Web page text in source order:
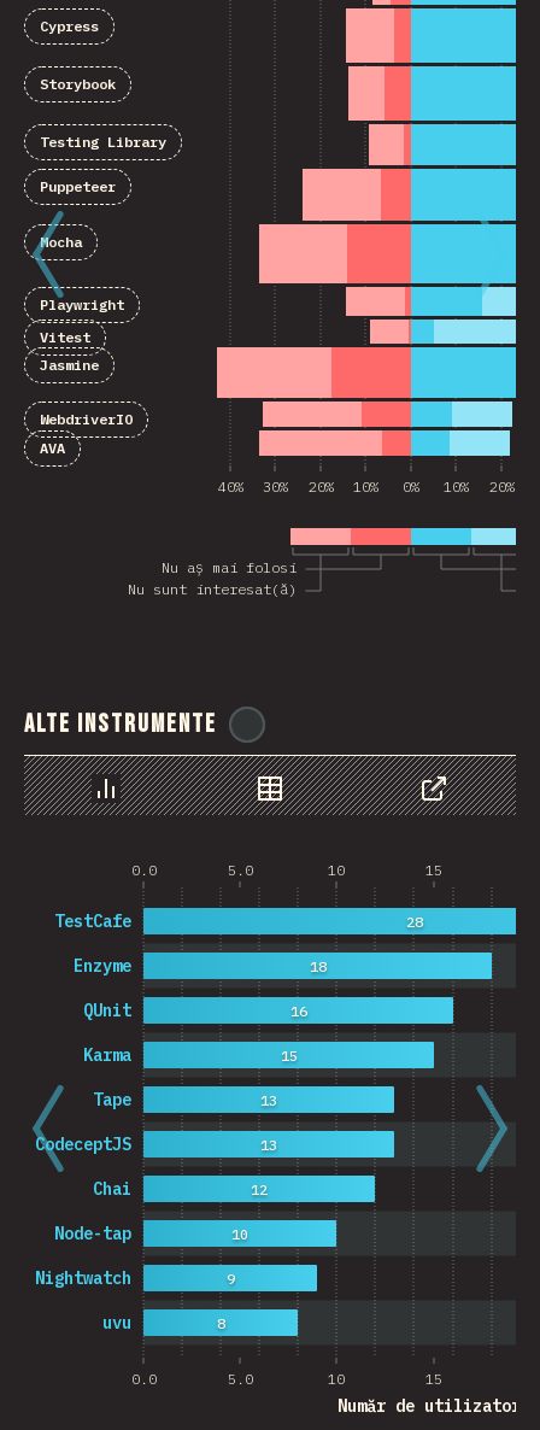
Nu sunt interesat(ă)
Nu aș mai folosi
40% 30% 20% 10% 0% 10% 20%
Cypress
Storybook
Testing Library
Puppeteer
Mocha
Playwright
Vitest
Jasmine
WebdriverIO
AVA
Alte instrumente
Grafic Date Share
0.0 5.0 10 15
0.0 5.0 10 15
Număr de utilizatori
uvu
Nightwatch
Node-tap
Chai
CodeceptJS
Tape
Karma
QUnit
Enzyme
TestCafe
8
9
10
12
13
13
15
16
18
28